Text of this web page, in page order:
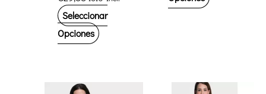
Seleccionar
Opciones Este
Las